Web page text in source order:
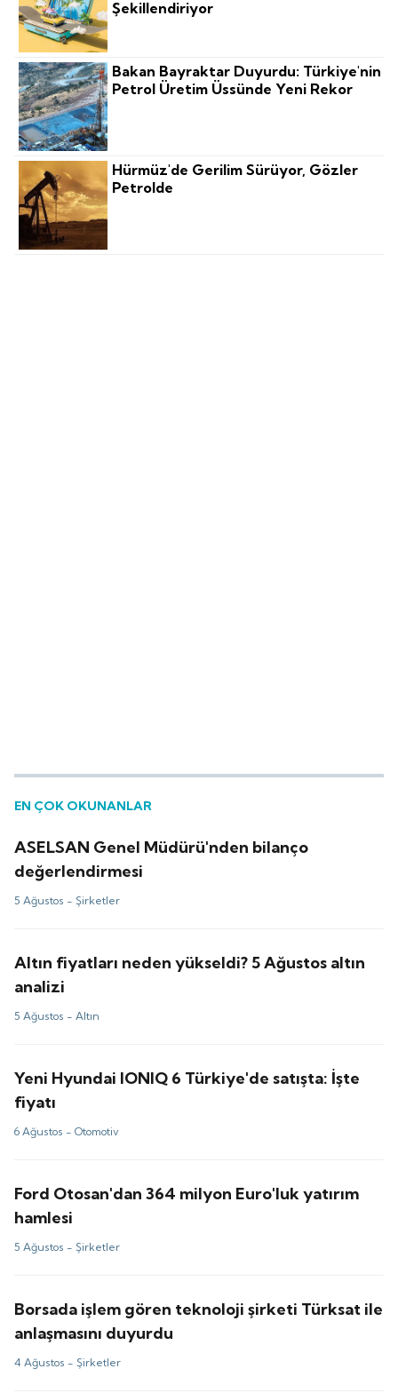
Şekillendiriyor
Bakan Bayraktar Duyurdu: Türkiye'nin
Petrol Üretim Üssünde Yeni Rekor
Hürmüz'de Gerilim Sürüyor, Gözler
Petrolde
EN ÇOK OKUNANLAR
ASELSAN Genel Müdürü'nden bilanço
değerlendirmesi
5 Ağustos -Şirketler
Altın fiyatları neden yükseldi? 5 Ağustos altın
analizi
5 Ağustos -Altın
Yeni Hyundai IONIQ 6 Türkiye'de satışta: İşte
fiyatı
6 Ağustos -Otomotiv
Ford Otosan'dan 364 milyon Euro'luk yatırım
hamlesi
5 Ağustos -Şirketler
Borsada işlem gören teknoloji şirketi Türksat ile
anlaşmasını duyurdu
4 Ağustos -Şirketler